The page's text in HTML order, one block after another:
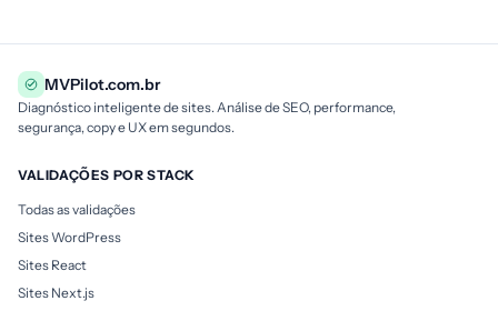
MVPilot.com.br
Diagnóstico inteligente de sites. Análise de SEO, performance,
segurança, copy e UX em segundos.
VALIDAÇÕES POR STACK
Todas as validações
Sites WordPress
Sites React
Sites Next.js